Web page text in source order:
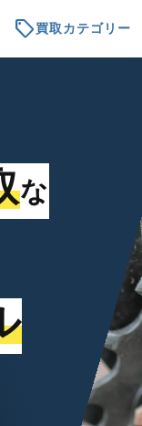
sell買取カテゴリー
な